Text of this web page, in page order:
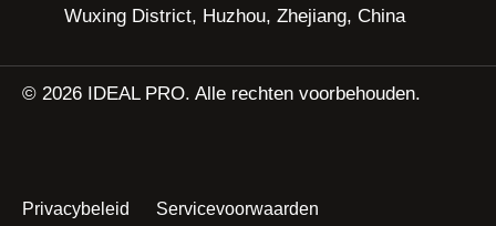
Wuxing District, Huzhou, Zhejiang, China
© 2026 IDEAL PRO. Alle rechten voorbehouden.
Privacybeleid Servicevoorwaarden